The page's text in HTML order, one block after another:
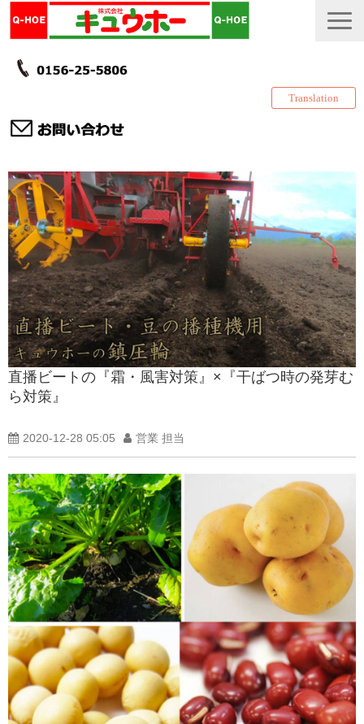
Translation
TOP
カタログ・冊子 DL
説明書
製品一覧
会社情報
採用情報
更新履歴
製品紹介ブログ
直播ビートの『霜・風害対策』×『干ばつ時の発芽む
ら対策』
2020-12-28 05:05 営業 担当